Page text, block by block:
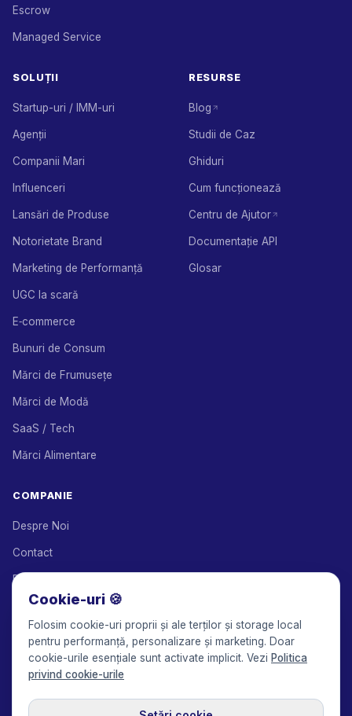
Escrow
Managed Service
SOLUȚII
Startup-uri / IMM-uri
Agenții
Companii Mari
Influenceri
Lansări de Produse
Notorietate Brand
Marketing de Performanță
UGC la scară
E‑commerce
Bunuri de Consum
Mărci de Frumusețe
Mărci de Modă
SaaS / Tech
Mărci Alimentare
RESURSE
Blog
Studii de Caz
Ghiduri
Cum funcționează
Centru de Ajutor
Documentație API
Glosar
COMPANIE
Despre Noi
Contact
Parteneri de Soluții
Program de Afiliere
Prețuri
Keepface for AI
Cookie-uri 🍪
Folosim cookie-uri proprii și ale terților și storage local
pentru performanță, personalizare și marketing. Doar
cookie-urile esențiale sunt activate implicit. Vezi Politica
privind cookie-urile